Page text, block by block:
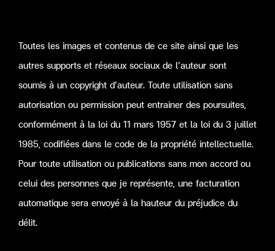
Toutes les images et contenus de ce site ainsi que les
autres supports et réseaux sociaux de l’auteur sont
soumis à un copyright d’auteur. Toute utilisation sans
autorisation ou permission peut entrainer des poursuites,
conformément à la loi du 11 mars 1957 et la loi du 3 juillet
1985, codifiées dans le code de la propriété intellectuelle.
Pour toute utilisation ou publications sans mon accord ou
celui des personnes que je représente, une facturation
automatique sera envoyé à la hauteur du préjudice du
délit.
All images and contents of this website and other social
media networks and the author are subject to copyright
copyright and any use without authorization or permission
is suspendable prosecution according to the law of March
11, 1957 and the law of 3 July 1985, codified in the Code
of intellectual property. For any use or publication without
my consent or that of the people I represent, automatic
invoice will be sent to the height of the harm of the
offense.